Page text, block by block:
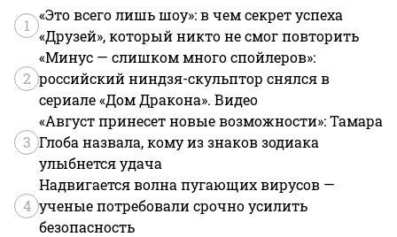
1
«Это всего лишь шоу»: в чем секрет успеха
«Друзей», который никто не смог повторить
2
«Минус — слишком много спойлеров»:
российский ниндзя-скульптор снялся в
сериале «Дом Дракона». Видео
3
«Август принесет новые возможности»: Тамара
Глоба назвала, кому из знаков зодиака
улыбнется удача
4
Надвигается волна пугающих вирусов —
ученые потребовали срочно усилить
безопасность